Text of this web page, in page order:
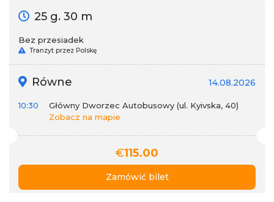
25 g. 30 m
Bez przesiadek
Tranzyt przez Polskę
Równe 14.08.2026
10:30
Główny Dworzec Autobusowy (ul. Kyivska, 40)
Zobacz na mapie
€115.00
Zamówić bilet